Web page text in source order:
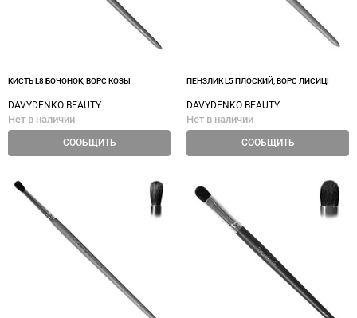
КИСТЬ L8 БОЧОНОК, ВОРС КОЗЫ
DAVYDENKO BEAUTY
Нет в наличии
СООБЩИТЬ
ПЕНЗЛИК L5 ПЛОСКИЙ, ВОРС ЛИСИЦІ
DAVYDENKO BEAUTY
Нет в наличии
СООБЩИТЬ